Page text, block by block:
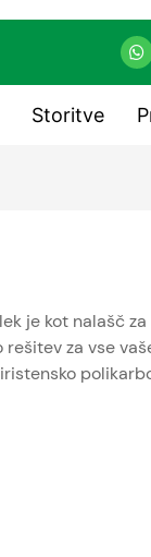
Storitve
je kot nalašč
za vse